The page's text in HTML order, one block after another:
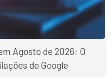
Agosto de 2026: O
do Google